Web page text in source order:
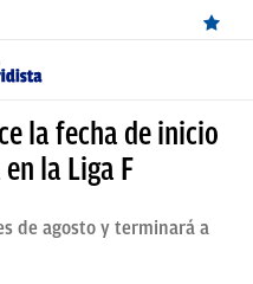
la fecha de inicio
la Liga F
de agosto y terminará a